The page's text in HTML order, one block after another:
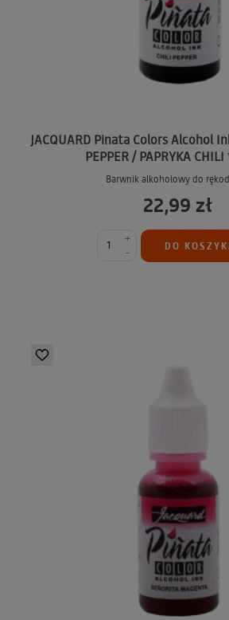
JACQUARD Pinata Colors Alcohol
PEPPER / PAPRYKA
Barwnik alkoholowy do
22,99 zł
-
+
DO